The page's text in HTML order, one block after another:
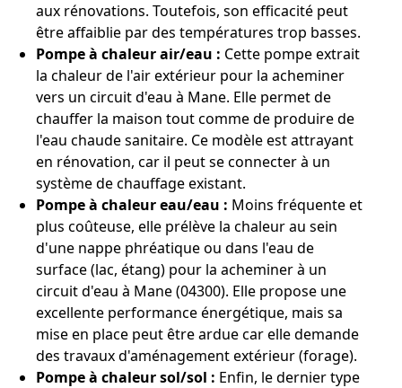
aux rénovations. Toutefois, son efficacité peut
être affaiblie par des températures trop basses.
Pompe à chaleur air/eau : Cette pompe extrait
la chaleur de l'air extérieur pour la acheminer
vers un circuit d'eau à Mane. Elle permet de
chauffer la maison tout comme de produire de
l'eau chaude sanitaire. Ce modèle est attrayant
en rénovation, car il peut se connecter à un
système de chauffage existant.
Pompe à chaleur eau/eau : Moins fréquente et
plus coûteuse, elle prélève la chaleur au sein
d'une nappe phréatique ou dans l'eau de
surface (lac, étang) pour la acheminer à un
circuit d'eau à Mane (04300). Elle propose une
excellente performance énergétique, mais sa
mise en place peut être ardue car elle demande
des travaux d'aménagement extérieur (forage).
Pompe à chaleur sol/sol : Enfin, le dernier type